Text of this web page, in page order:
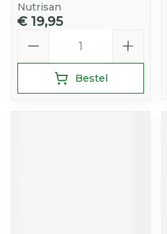
Nutrisan
€ 19,95
Bestel